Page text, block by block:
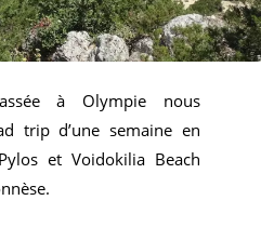
à Olympie nous
trip d’une semaine en
et Voidokilia Beach